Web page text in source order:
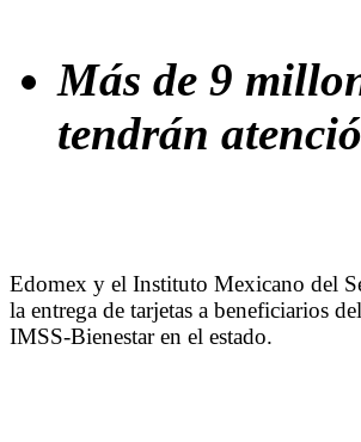
Más de 9
tendrán
Edomex y el Instituto Mexicano del
la entrega de tarjetas a beneficiarios
IMSS-Bienestar en el estado.